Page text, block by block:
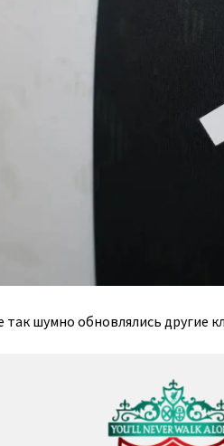
так шумно обновлялись другие